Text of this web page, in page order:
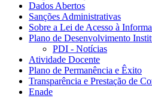
Dados Abertos
Sanções Administrativas
Sobre a Lei de Acesso à
Plano de Desenvolvimento
PDI - Notícias
Atividade Docente
Plano de Permanência e Êxito
Transparência e Prestação de
Enade